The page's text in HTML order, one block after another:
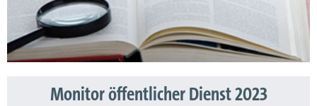
Monitor öffentlicher Dienst 2023